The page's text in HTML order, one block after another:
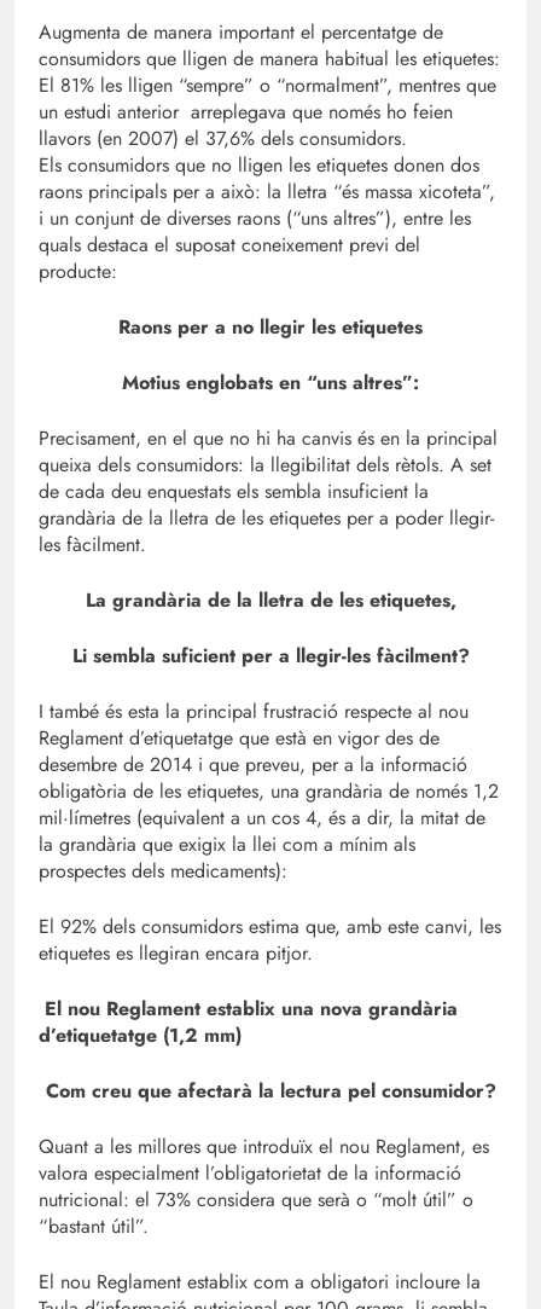
Augmenta de manera important el percentatge de
consumidors que lligen de manera habitual les etiquetes:
El 81% les lligen “sempre” o “normalment”, mentres que
un estudi anterior arreplegava que només ho feien
llavors (en 2007) el 37,6% dels consumidors.
Els consumidors que no lligen les etiquetes donen dos
raons principals per a això: la lletra “és massa xicoteta”,
i un conjunt de diverses raons (“uns altres”), entre les
quals destaca el suposat coneixement previ del
producte:
Raons per a no llegir les etiquetes
Motius englobats en “uns altres”:
Precisament, en el que no hi ha canvis és en la principal
queixa dels consumidors: la llegibilitat dels rètols. A set
de cada deu enquestats els sembla insuficient la
grandària de la lletra de les etiquetes per a poder llegir-
les fàcilment.
La grandària de la lletra de les etiquetes,
Li sembla suficient per a llegir-les fàcilment?
I també és esta la principal frustració respecte al nou
Reglament d’etiquetatge que està en vigor des de
desembre de 2014 i que preveu, per a la informació
obligatòria de les etiquetes, una grandària de només 1,2
mil·límetres (equivalent a un cos 4, és a dir, la mitat de
la grandària que exigix la llei com a mínim als
prospectes dels medicaments):
El 92% dels consumidors estima que, amb este canvi, les
etiquetes es llegiran encara pitjor.
El nou Reglament establix una nova grandària
d’etiquetatge (1,2 mm)
Com creu que afectarà la lectura pel consumidor?
Quant a les millores que introduïx el nou Reglament, es
valora especialment l’obligatorietat de la informació
nutricional: el 73% considera que serà o “molt útil” o
“bastant útil”.
El nou Reglament establix com a obligatori incloure la